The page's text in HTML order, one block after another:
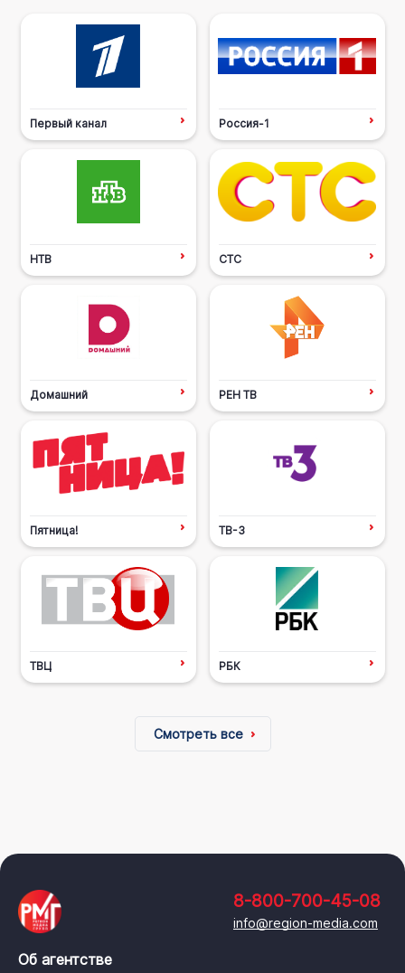
Первый канал Россия-1
НТВ СТС
Домашний РЕН ТВ
Пятница! ТВ-3
ТВЦ РБК
Смотреть все
8-800-700-45-08
info@region-media.com
Об агентстве